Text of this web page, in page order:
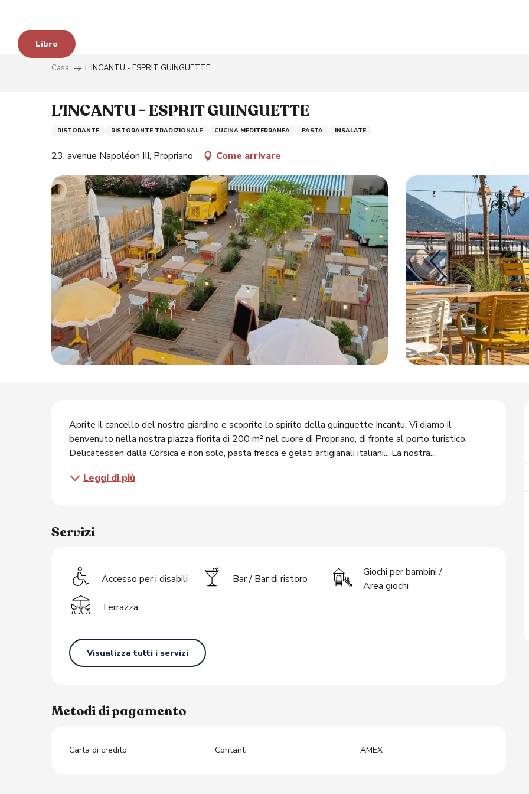
contenu
principal
Libro
Casa L'INCANTU - ESPRIT GUINGUETTE
L'INCANTU - ESPRIT GUINGUETTE
RISTORANTE RISTORANTE TRADIZIONALE CUCINA MEDITERRANEA PASTA INSALATE
23, avenue Napoléon III, Propriano Come arrivare
Descrizione
Aprite il cancello del nostro giardino e scoprite lo spirito della guinguette Incantu. Vi diamo il
benvenuto nella nostra piazza fiorita di 200 m² nel cuore di Propriano, di fronte al porto turistico.
Delicatessen dalla Corsica e non solo, pasta fresca e gelati artigianali italiani... La nostra...
Leggi di più
Servizi
Accesso per i disabili Bar / Bar di ristoro
Giochi per bambini /
Area giochi
Terrazza
Visualizza tutti i servizi
Metodi di pagamento
Carta di credito Contanti AMEX